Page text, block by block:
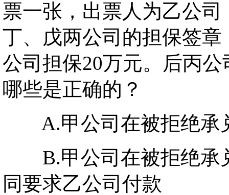
票一张，出票人为乙公
丁、戊两公司的担保签
公司担保20万元。后丙
哪些是正确的？
A.甲公司在被拒绝承
B.甲公司在被拒绝承
同要求乙公司付款